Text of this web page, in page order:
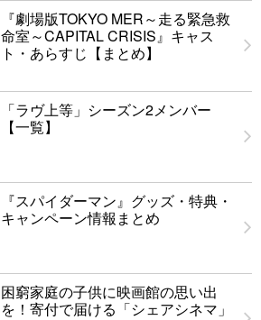
『劇場版TOKYO MER～走る緊急救
命室～CAPITAL CRISIS』キャス
ト・あらすじ【まとめ】
「ラヴ上等」シーズン2メンバー
【一覧】
『スパイダーマン』グッズ・特典・
キャンペーン情報まとめ
困窮家庭の子供に映画館の思い出
を！寄付で届ける「シェアシネマ」